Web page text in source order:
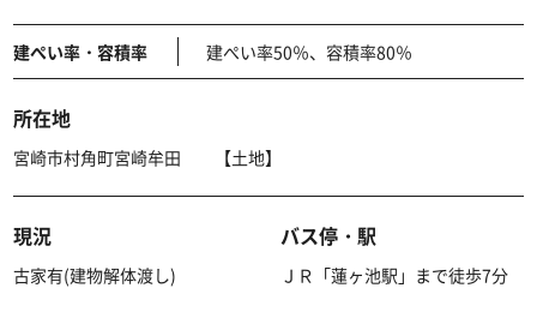
建ぺい率・容積率 建ぺい率50％、容積率80％
所在地
宮崎市村角町宮崎牟田 【土地】
現況
古家有(建物解体渡し)
バス停・駅
ＪＲ「蓮ヶ池駅」まで徒歩7分